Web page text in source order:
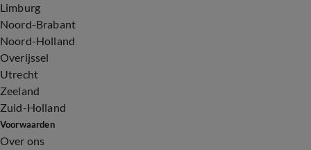
Limburg
Noord-Brabant
Noord-Holland
Overijssel
Utrecht
Zeeland
Zuid-Holland
Voorwaarden
Over ons